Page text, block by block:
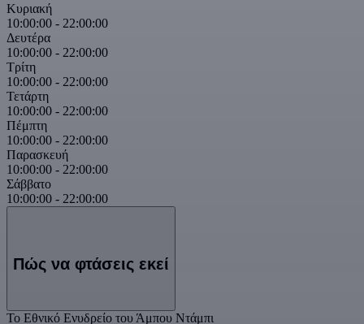
Κυριακή
10:00:00 - 22:00:00
Δευτέρα
10:00:00 - 22:00:00
Τρίτη
10:00:00 - 22:00:00
Τετάρτη
10:00:00 - 22:00:00
Πέμπτη
10:00:00 - 22:00:00
Παρασκευή
10:00:00 - 22:00:00
Σάββατο
10:00:00 - 22:00:00
Πώς να φτάσεις εκεί
Το Εθνικό Ενυδρείο του Άμπου Ντάμπι